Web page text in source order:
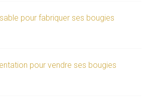
pour fabriquer ses bougies
pour vendre ses bougies